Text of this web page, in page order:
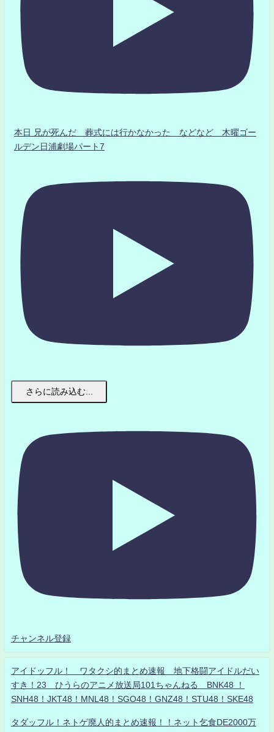
本日 兄が死んだ 葬式には行かなかった などなど 木曜ゴー
ルデン日浦劇場パート7
さらに読み込む...
チャンネル登録
アイドッフル！ ワタクシ的まとめ速報 地下格闘アイドルだい
すき！23 ひうらのアニメ放送局101ちゃんねる BNK48 ！
SNH48！JKT48！MNL48！SGO48！GNZ48！STU48！SKE48
タダッフル！ネトゲ廃人的まとめ速報！！ネット乞食DE2000万